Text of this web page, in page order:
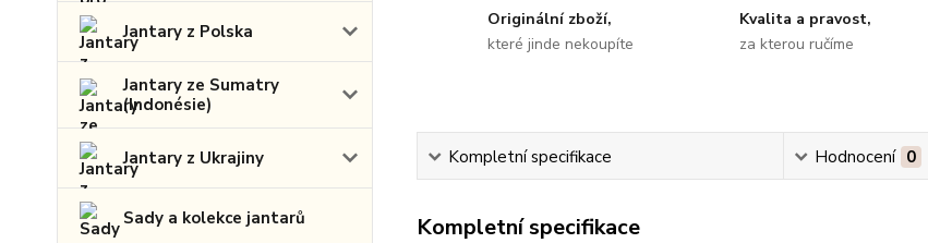
Jantary z Polska
Jantary ze Sumatry
(Indonésie)
Jantary z Ukrajiny
Sady a kolekce jantarů
Originální zboží,
které jinde nekoupíte
Kvalita a pravost,
za kterou ručíme
Kompletní specifikace Hodnocení 0
Kompletní specifikace